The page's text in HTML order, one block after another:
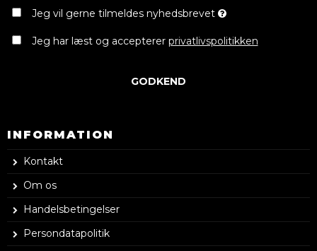
Jeg vil gerne tilmeldes nyhedsbrevet
Jeg har læst og accepterer privatlivspolitikken
GODKEND
INFORMATION
Kontakt
Om os
Handelsbetingelser
Persondatapolitik